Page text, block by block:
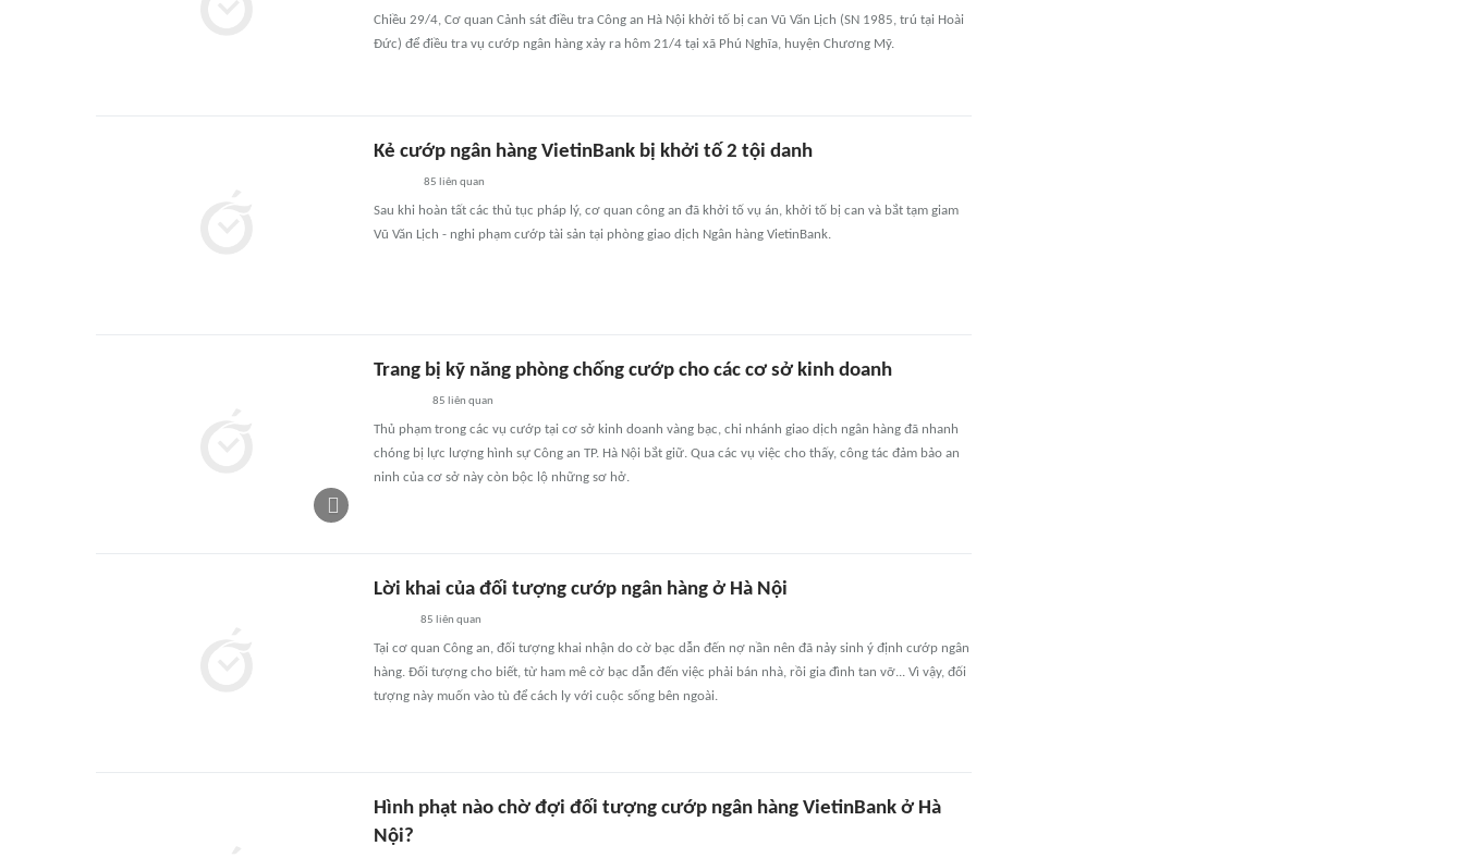
Chiều 29/4, Cơ quan Cảnh sát điều tra Công an Hà Nội khởi tố bị can Vũ Văn Lịch (SN 1985, trú tại Hoài
Đức) để điều tra vụ cướp ngân hàng xảy ra hôm 21/4 tại xã Phú Nghĩa, huyện Chương Mỹ.
Kẻ cướp ngân hàng VietinBank bị khởi tố 2 tội danh
85 liên quan
Sau khi hoàn tất các thủ tục pháp lý, cơ quan công an đã khởi tố vụ án, khởi tố bị can và bắt tạm giam
Vũ Văn Lịch - nghi phạm cướp tài sản tại phòng giao dịch Ngân hàng VietinBank.
Trang bị kỹ năng phòng chống cướp cho các cơ sở kinh doanh
85 liên quan
Thủ phạm trong các vụ cướp tại cơ sở kinh doanh vàng bạc, chi nhánh giao dịch ngân hàng đã nhanh
chóng bị lực lượng hình sự Công an TP. Hà Nội bắt giữ. Qua các vụ việc cho thấy, công tác đảm bảo an
ninh của cơ sở này còn bộc lộ những sơ hở.
Lời khai của đối tượng cướp ngân hàng ở Hà Nội
85 liên quan
Tại cơ quan Công an, đối tượng khai nhận do cờ bạc dẫn đến nợ nần nên đã nảy sinh ý định cướp ngân
hàng. Đối tượng cho biết, từ ham mê cờ bạc dẫn đến việc phải bán nhà, rồi gia đình tan vỡ... Vì vậy, đối
tượng này muốn vào tù để cách ly với cuộc sống bên ngoài.
Hình phạt nào chờ đợi đối tượng cướp ngân hàng VietinBank ở Hà
Nội?